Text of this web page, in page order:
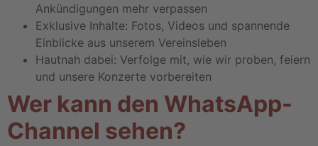
Ankün­di­gun­gen mehr verpas­sen
Exklu­sive Inhalte: Fotos, Videos und span­nende
Einbli­cke aus unserem Vereins­le­ben
Hautnah dabei: Verfolge mit, wie wir proben, feiern
und unsere Konzerte vorbe­rei­ten
Wer kann den Whats­App-
Channel sehen?